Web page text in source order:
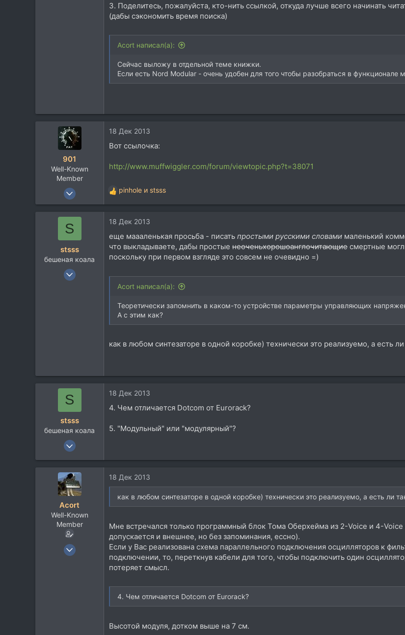
3. Поделитесь, пожалуйста, кто-нить ссылкой, откуда лучше всего начинать
(дабы сэкономить время поиска)
Acort написал(а):
Сейчас выложу в отдельной теме книжки.
Если есть Nord Modular - очень удобен для того чтобы разобраться в функционале
901
Well-Known
Member
20 Июн 2008
1.551
18 Дек 2013
Вот ссылочка:
http://www.muffwiggler.com/forum/viewtopic.php?t=38071
Р
е
к
и
и
:
pinhole и stsss
S
stsss
бешеная коала
11 Июн 2013
18 Дек 2013
еще маааленькая просьба - писать простыми русскими словами маленький
что выкладываете, дабы простые неоченьхорошоанглочитающие смертные
поскольку при первом взгляде это совсем не очевидно =)
Acort написал(а):
Теоретически запомнить в каком-то устройстве параметры управляющих
А с этим как?
как в любом синтезаторе в одной коробке) технически это реализуемо, а есть
S
stsss
бешеная коала
11 Июн 2013
88
18 Дек 2013
4. Чем отличается Dotcom от Eurorack?
5. "Модульный" или "модулярный"?
Acort
Well-Known
Member
7 Апр 2010
18 Дек 2013
как в любом синтезаторе в одной коробке) технически это реализуемо, а есть ли
Мне встречался только программный блок Тома Оберхейма из 2-Voice и 4-Voice
допускается и внешнее, но без запоминания, ессно).
Если у Вас реализована схема параллельного подключения осцилляторов к
подключении, то, переткнув кабели для того, чтобы подключить один
потеряет смысл.
4. Чем отличается Dotcom от Eurorack?
Высотой модуля, дотком выше на 7 см.